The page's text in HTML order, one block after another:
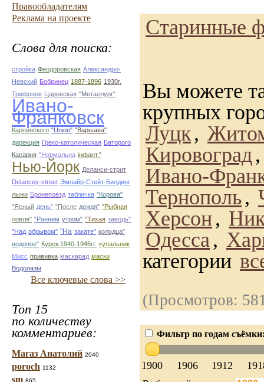
Правообладателям
Реклама на проекте
Слова для поиска:
стройка Феодоровская Александро-
Невский Бобринец 1887-1896 1930г.
Трифонов Царевская "Металлург"
Ивано-
Франковск
Карпинского "Union" "Варшава"
дирекция Греко-католическая Баторого
Касарня "Нормальна інфант."
Нью-Йорк Деланси-стрит
Delancey-street Эмпайр-Стейт-Билдинг
лыжи Бронепоезд табличка "Корова"
"Ясный день" "После дождя" "Рыбная
ловля" "Ранним утром" "Тихая заводь"
"Над обрывом" "На закате" колодца"
водопое" Курск.1940-1945гг. купальник
Мисс прививка маскарад маски
Водолазы
Все ключевые слова >>
Топ 15
по количеству
комментариев:
Магаз Анатолий 2040
poroch 1132
sm 865
Старинные
Вы можете
крупных
Луцк,
Кировоград
Ивано-
Тернополь,
Херсон,
Одесса,
категории
(Просмотров:
Фильтр по годам
1900 1906 1912